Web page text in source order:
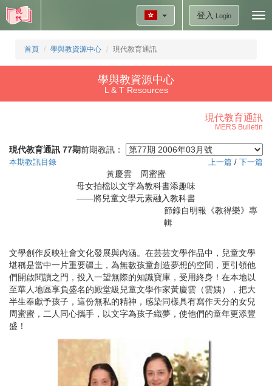
登入 Login
首頁 學與教資源中心 現代教育通訊
學與教資源中心
L & T Resources
現代教育通訊
MERS Bulletin
現代教育通訊 77期前期教訊：
本期教訊目錄 上一篇 / 下一篇
黃慶雲 周蜜蜜
母女拍檔以文字為教科書添趣味
——將兒童文學元素融入教科書
節錄自明報《教得樂》專
輯
文學創作反映社會文化發展與內涵。在芸芸文學作品中，兒童文學
堪稱是當中一片重要疆土，為無數孩童創造夢想的空間，更引領他
們開啟閱讀之門，投入一望無際的知識寶庫，受用終身！在本地以
至華人地區享負盛名的殿堂級兒童文學作家黃慶雲（雲姨），把大
半生奉獻予孩子，這份無私的精神，感染同樣具有寫作天分的女兒
周蜜蜜，二人同心攜手，以文字為孩子織夢，使他們的童年更添豐
盛！